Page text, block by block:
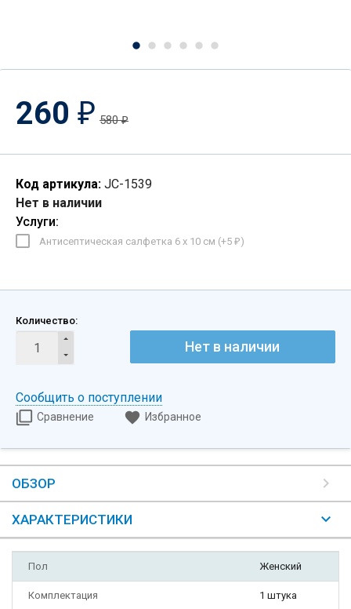
260 ₽ 580₽
Код артикула: JC-1539
Нет в наличии
Услуги:
Антисептическая салфетка 6 х 10 см (+5 ₽ )
Количество:
Нет в наличии
Сообщить о поступлении
Сравнение Избранное
ОБЗОР
ХАРАКТЕРИСТИКИ
Пол Женский
Комплектация 1 штука